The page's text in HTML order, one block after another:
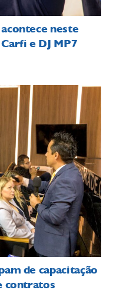
neste
e DJ MP7
de capacitação
contratos